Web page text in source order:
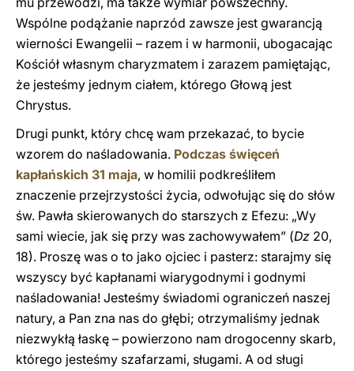
Wspólne podążanie naprzód zawsze jest gwarancją
wierności Ewangelii – razem i w harmonii, ubogacając
Kościół własnym charyzmatem i zarazem pamiętając,
że jesteśmy jednym ciałem, którego Głową jest
Chrystus.
Drugi punkt, który chcę wam przekazać, to bycie
wzorem do naśladowania. Podczas święceń
kapłańskich 31 maja, w homilii podkreśliłem
znaczenie przejrzystości życia, odwołując się do słów
św. Pawła skierowanych do starszych z Efezu: „Wy
sami wiecie, jak się przy was zachowywałem” (Dz 20,
18). Proszę was o to jako ojciec i pasterz: starajmy się
wszyscy być kapłanami wiarygodnymi i godnymi
naśladowania! Jesteśmy świadomi ograniczeń naszej
natury, a Pan zna nas do głębi; otrzymaliśmy jednak
niezwykłą łaskę – powierzono nam drogocenny skarb,
którego jesteśmy szafarzami, sługami. A od sługi